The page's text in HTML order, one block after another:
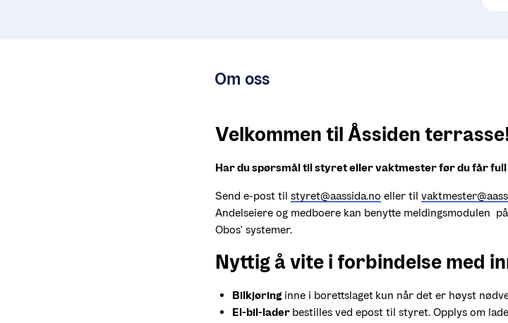
Om oss
Velkommen til Åssiden
Har du spørsmål til styret eller vaktmester før du får
Send e-post til styret@aassida.no eller til
Andelseiere og medboere kan benytte meldingsmodulen
Obos' systemer.
Nyttig å vite i forbindelse med
Bilkjøring inne i borettslaget kun når det er høyst
El-bil-lader bestilles ved epost til styret. Opplys om